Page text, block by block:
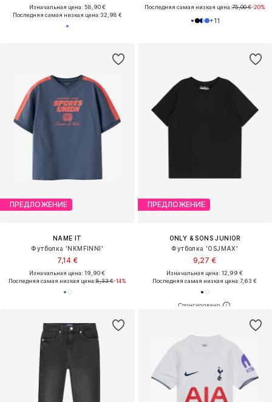
Изначальная цена: 58,90 €
Последняя самая низкая цена:32,98 €
Последняя самая низкая цена:75,00 €-20%
+11
ПРЕДЛОЖЕНИЕ
NAME IT
Футболка 'NKMFINNI'
7,14 €
Изначальная цена: 19,90 €
Последняя самая низкая цена:8,33 €-14%
ПРЕДЛОЖЕНИЕ
ONLY & SONS JUNIOR
Футболка 'OSJMAX'
9,27 €
Изначальная цена: 12,99 €
Последняя самая низкая цена:7,63 €